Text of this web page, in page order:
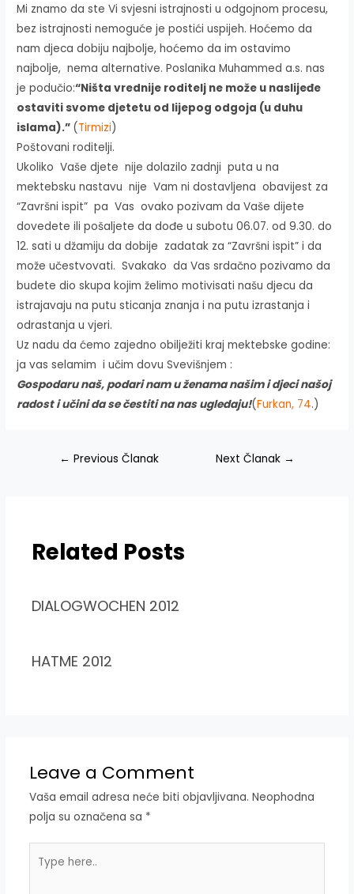
Mi znamo da ste Vi svjesni istrajnosti u odgojnom procesu,
bez istrajnosti nemoguće je postići uspijeh. Hoćemo da
nam djeca dobiju najbolje, hoćemo da im ostavimo
najbolje, nema alternative. Poslanika Muhammed a.s. nas
je podučio:“Ništa vrednije roditelj ne može u naslijeđe
ostaviti svome djetetu od lijepog odgoja (u duhu
islama).” (Tirmizi)
Poštovani roditelji.
Ukoliko Vaše djete nije dolazilo zadnji puta u na
mektebsku nastavu nije Vam ni dostavljena obavijest za
“Završni ispit” pa Vas ovako pozivam da Vaše dijete
dovedete ili pošaljete da dođe u subotu 06.07. od 9.30. do
12. sati u džamiju da dobije zadatak za “Završni ispit” i da
može učestvovati. Svakako da Vas srdačno pozivamo da
budete dio skupa kojim želimo motivisati našu djecu da
istrajavaju na putu sticanja znanja i na putu izrastanja i
odrastanja u vjeri.
Uz nadu da ćemo zajedno obilježiti kraj mektebske godine:
ja vas selamim i učim dovu Svevišnjem :
Gospodaru naš, podari nam u ženama našim i djeci našoj
radost i učini da se čestiti na nas ugledaju!(Furkan, 74.)
Navigacija
← Previous Članak Next Članak →
Related Posts
DIALOGWOCHEN 2012
HATME 2012
Leave a Comment
Vaša email adresa neće biti objavljivana. Neophodna
polja su označena sa *
here..